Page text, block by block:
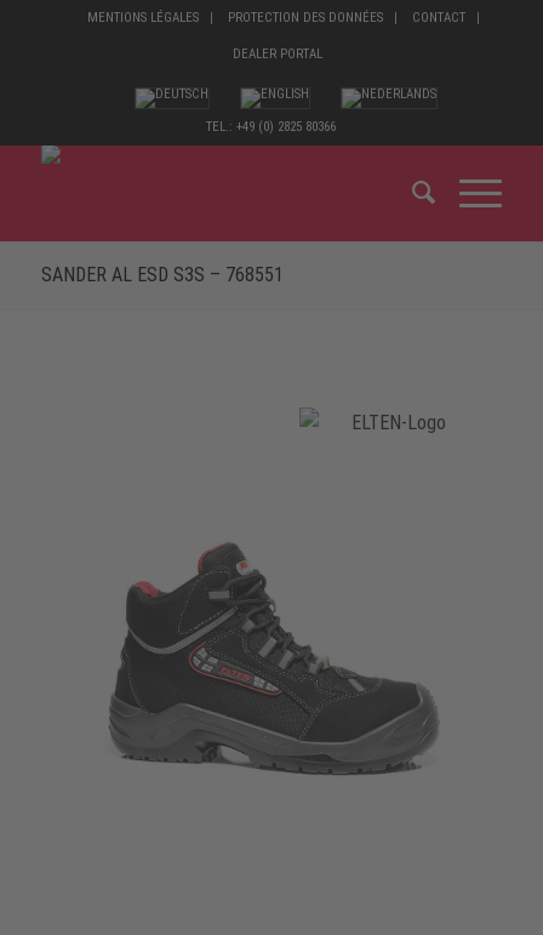
MENTIONS LÉGALES PROTECTION DES DONNÉES CONTACT
DEALER PORTAL
TEL.: +49 (0) 2825 80366
SANDER AL ESD S3S – 768551